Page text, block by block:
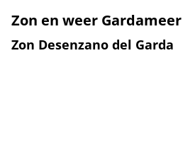
Zon en weer Gardameer
Zon Desenzano del Garda